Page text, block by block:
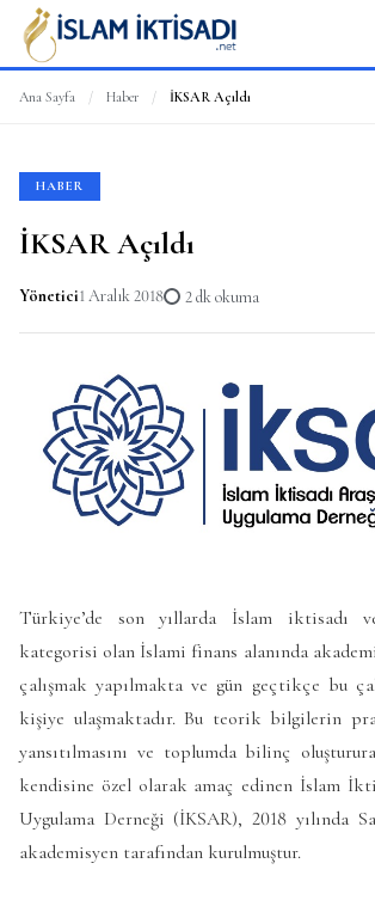
Ana Sayfa / Haber / İKSAR Açıldı
HABER
İKSAR Açıldı
Yönetici1 Aralık 2018 2 dk okuma
Türkiye’de son yıllarda İslam
kategorisi olan İslami finans alanında
çalışmak yapılmakta ve gün geçtikçe bu
kişiye ulaşmaktadır. Bu teorik bilgilerin
yansıtılmasını ve toplumda bilinç
kendisine özel olarak amaç edinen İslam
Uygulama Derneği (İKSAR), 2018 yılında
akademisyen tarafından kurulmuştur.